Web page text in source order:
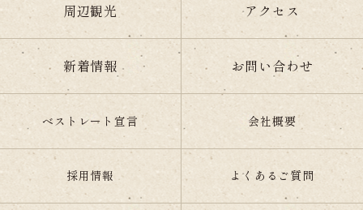
周辺観光 アクセス
新着情報 お問い合わせ
ベストレート宣言 会社概要
採用情報 よくあるご質問